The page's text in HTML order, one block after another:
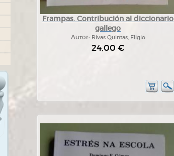
Frampas. Contribución al diccionario
gallego
Autor: Rivas Quintas, Eligio
24,00 €